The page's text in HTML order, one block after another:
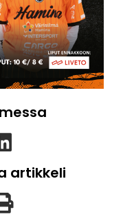
artikkeli